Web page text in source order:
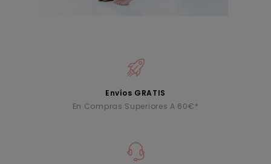
Envíos GRATIS
En Compras Superiores A 60€*